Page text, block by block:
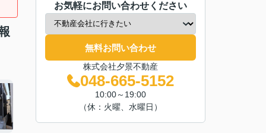
お気軽にお問い合わせください
無料お問い合わせ
株式会社夕景不動産
048-665-5152
10:00～19:00
（休：火曜、水曜日）